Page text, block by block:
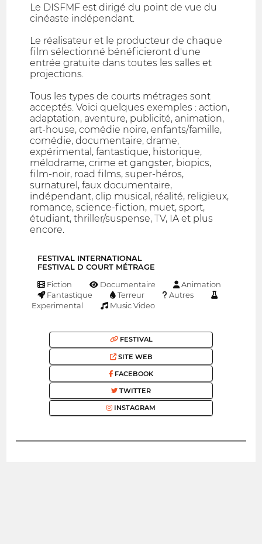
Le DISFMF est dirigé du point de vue du
cinéaste indépendant.
Le réalisateur et le producteur de chaque
film sélectionné bénéficieront d'une
entrée gratuite dans toutes les salles et
projections.
Tous les types de courts métrages sont
acceptés. Voici quelques exemples : action,
adaptation, aventure, publicité, animation,
art-house, comédie noire, enfants/famille,
comédie, documentaire, drame,
expérimental, fantastique, historique,
mélodrame, crime et gangster, biopics,
film-noir, road films, super-héros,
surnaturel, faux documentaire,
indépendant, clip musical, réalité, religieux,
romance, science-fiction, muet, sport,
étudiant, thriller/suspense, TV, IA et plus
encore.
FESTIVAL INTERNATIONAL
FESTIVAL D COURT MÉTRAGE
Fiction Documentaire
Animation
Fantastique
Terreur
Autres
Experimental
Music Video
FESTIVAL
SITE WEB
FACEBOOK
TWITTER
INSTAGRAM